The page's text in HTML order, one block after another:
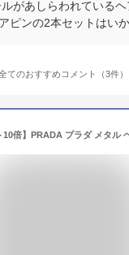
があしらわれている
ピンの2本セットはいか
てのおすすめコメント（3件）